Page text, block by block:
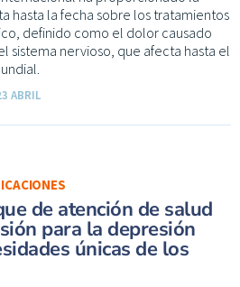
hasta la fecha sobre los tratamientos
definido como el dolor causado
sistema nervioso, que afecta hasta el
ABRIL
de atención de salud
para la depresión
únicas de los